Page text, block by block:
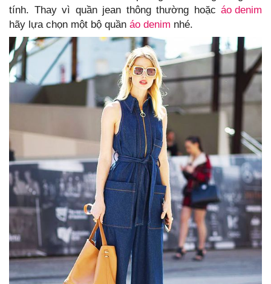
tính. Thay vì quần jean thông thường hoặc áo denim
hãy lựa chọn một bộ quần áo denim nhé.